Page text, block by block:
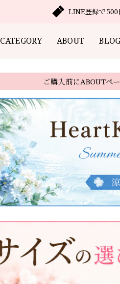
LINE登録で500
CATEGORY ABOUT BLOG
ご購入前にABOUTペ